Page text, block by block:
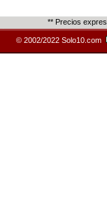
** Precios
© 2002/2022 Solo10.com